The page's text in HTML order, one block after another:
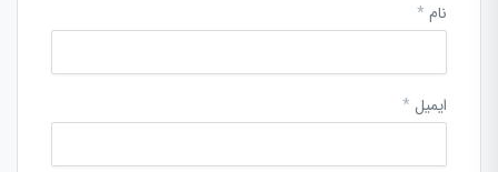
نام *
ایمیل *